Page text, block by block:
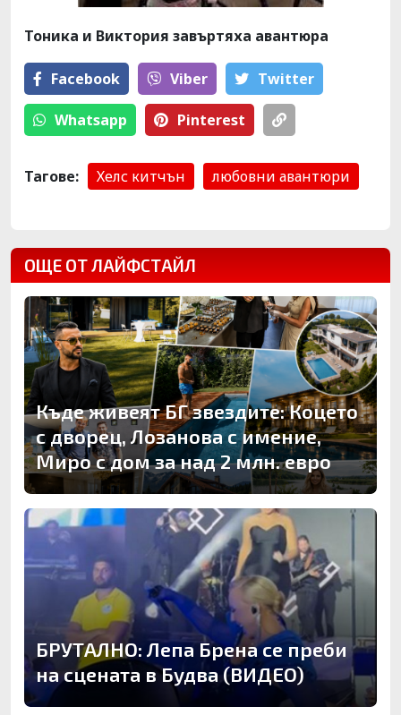
Тоника и Виктория завъртяха авантюра
Facebook Viber Тwitter
Whatsapp Pinterest
Тагове: Хелс китчън любовни авантюри
ОЩЕ ОТ ЛАЙФСТАЙЛ
Къде живеят БГ звездите: Коцето
с дворец, Лозанова с имение,
Миро с дом за над 2 млн. евро
БРУТАЛНО: Лепа Брена се преби
на сцената в Будва (ВИДЕО)